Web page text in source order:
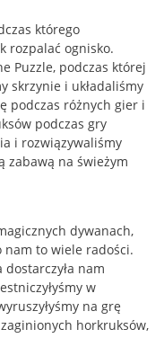
którego
rozpalać ognisko.
Puzzle, podczas której
skrzynie i układaliśmy
podczas różnych gier i
podczas gry
i rozwiązywaliśmy
zabawą na świeżym
dywanach,
nam to wiele radości.
nam
w
na grę
horkruksów,